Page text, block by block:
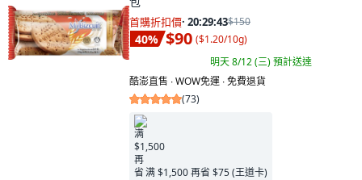
首購折扣價· 20:29:41$150
40% $90 ($1.20/10g)
明天 8/12 (三)預計送達
酷澎直售 ∙ WOW免運 ∙ 免費退貨
(73)
满 $1,500 再省 $75 (王道卡)